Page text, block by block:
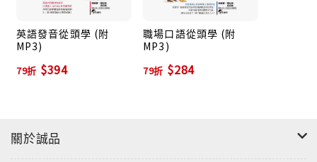
聘請專業美籍錄音師全程錄音，讓你講得一口道地口
音。
喜、怒、哀、樂隨興表達，人際關係溝通不卡關！
英語發音從頭學 (附
MP3)
79折 $394
職場口語從頭學 (附
MP3)
79折 $284
關於誠品